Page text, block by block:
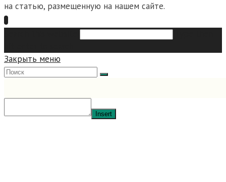
на статью, размещенную на нашем сайте.
Закрыть меню
Insert